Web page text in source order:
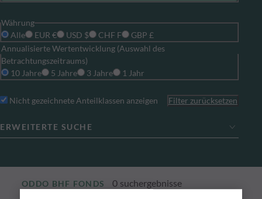
Währung
Alle
EUR € USD $ CHF F
GBP £
Annualisierte Wertentwicklung (Auswahl des
Betrachtungszeitraums)
10 Jahre
5 Jahre 3 Jahre 1 Jahr
Nicht gezeichnete Anteilklassen anzeigen Filter zurücksetzen
ERWEITERTE SUCHE
ODDO BHF FONDS 0 suchergebnisse